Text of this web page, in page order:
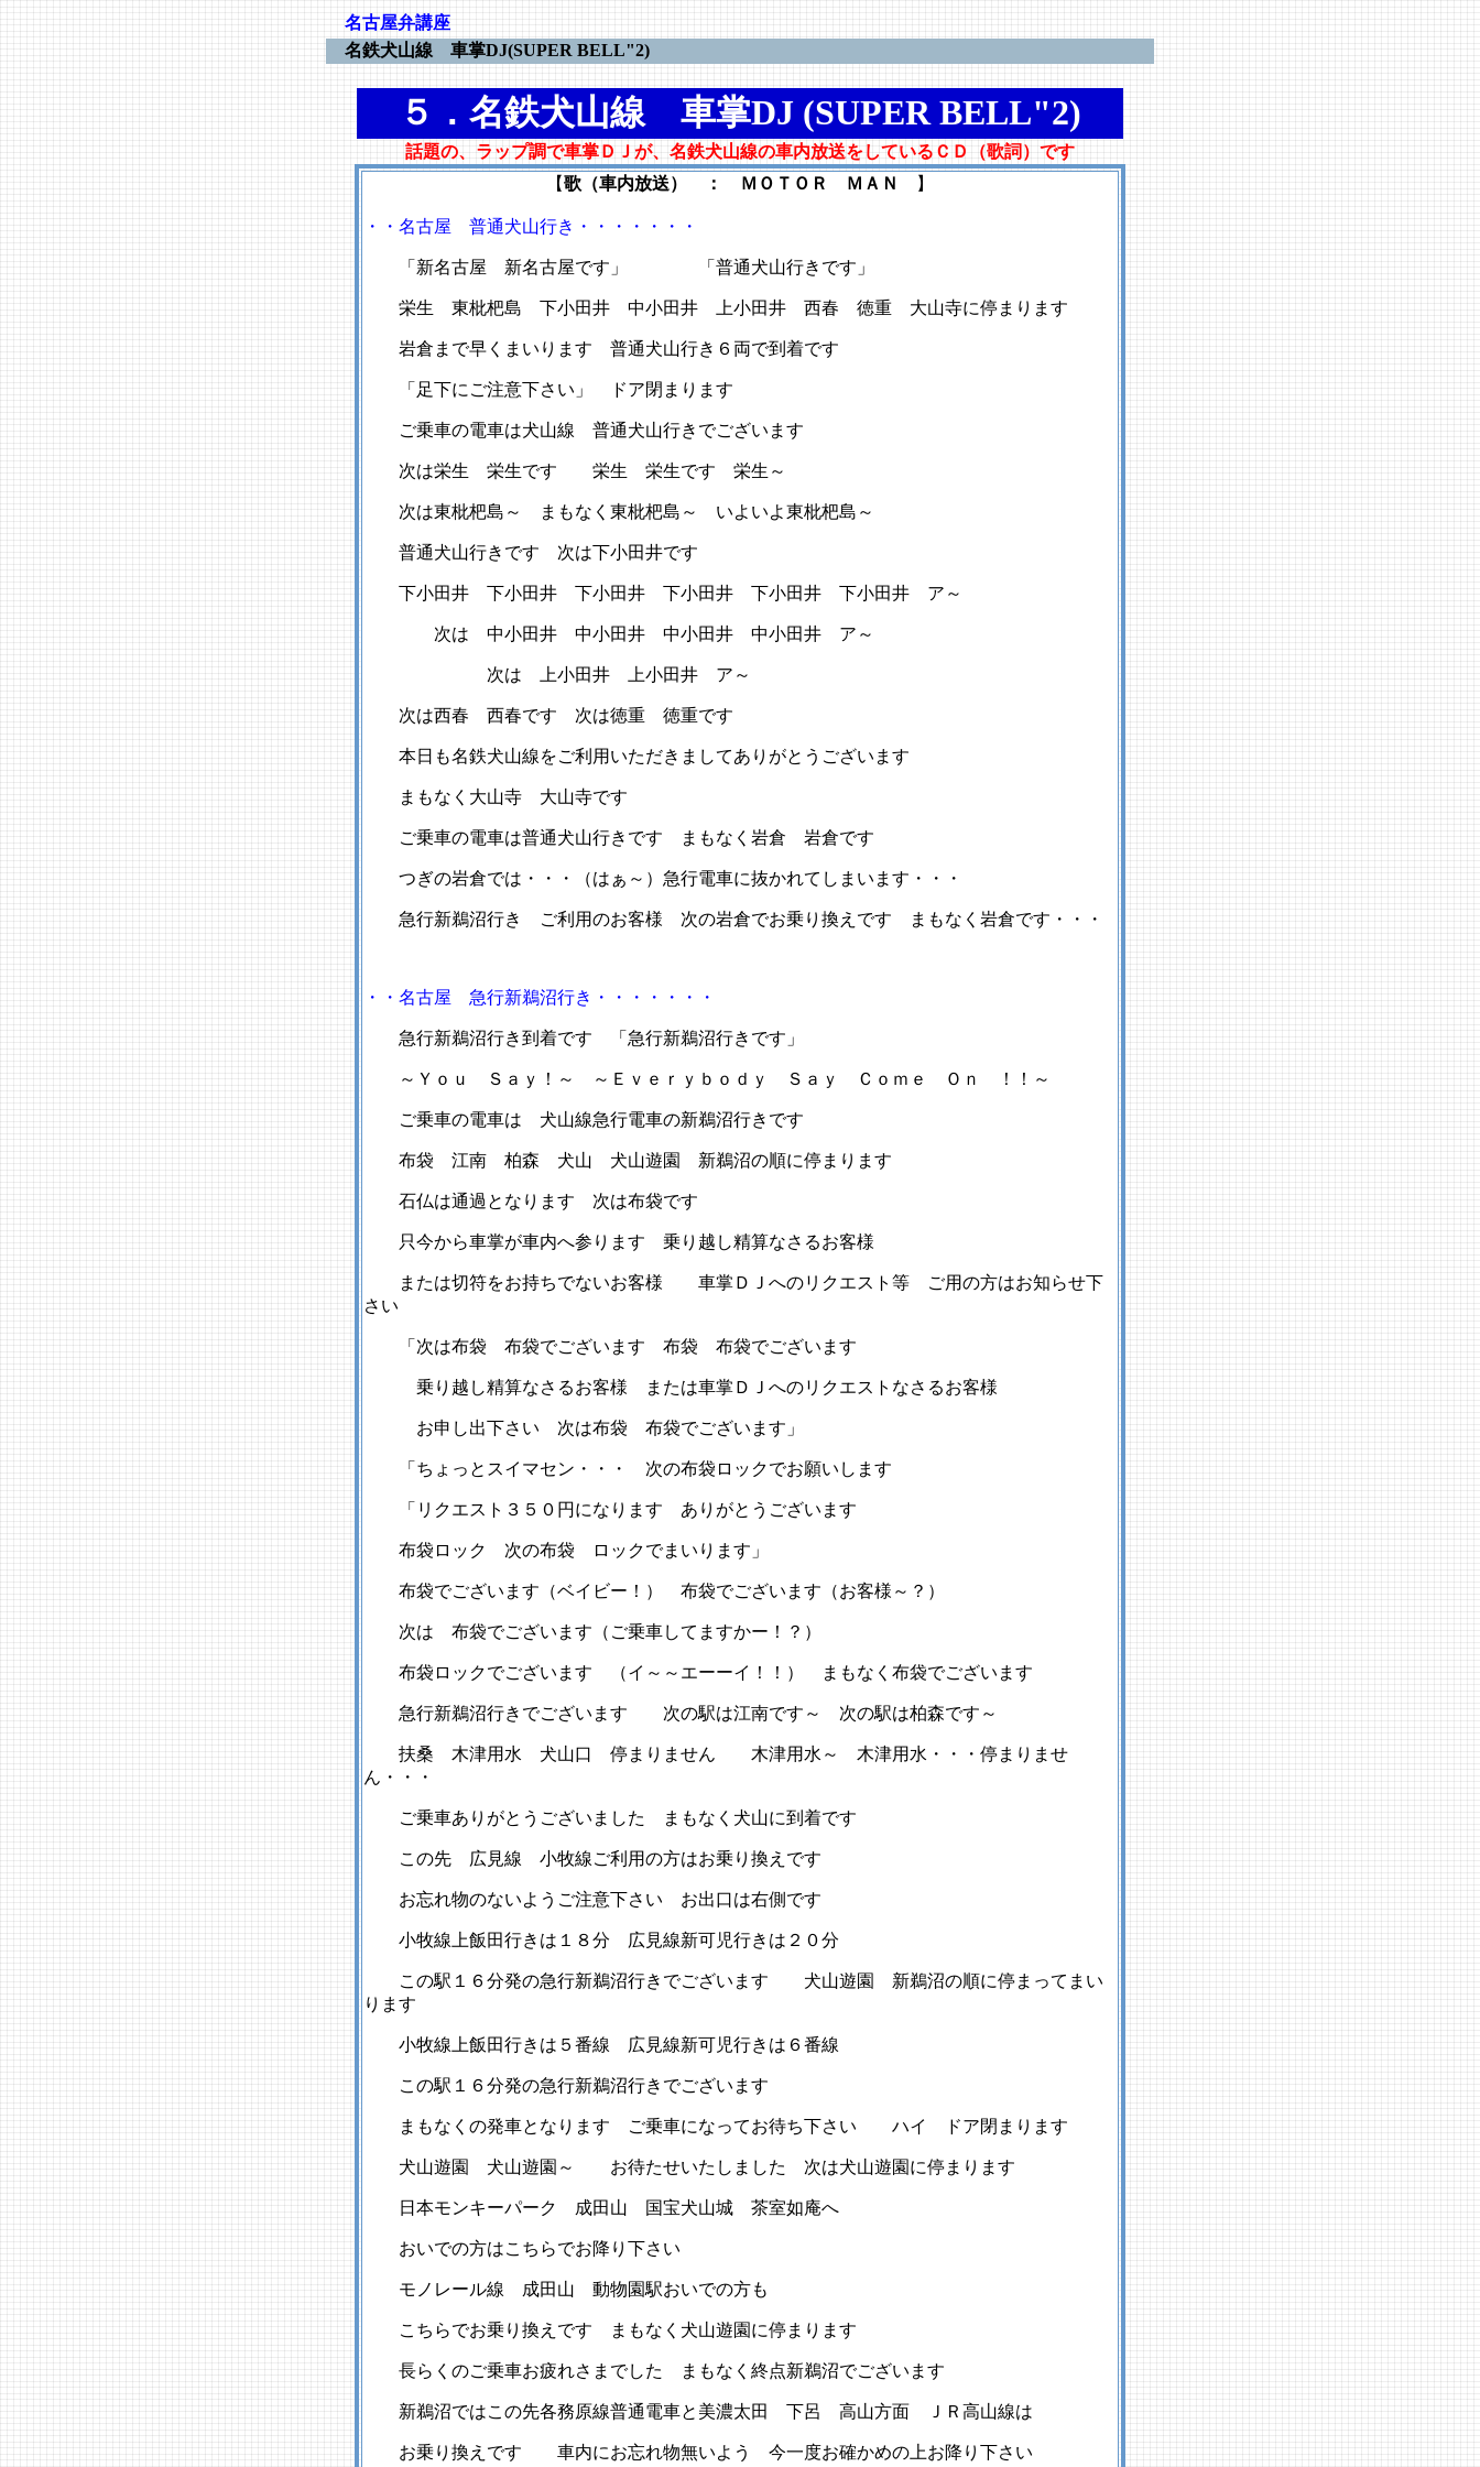
名古屋弁講座
名鉄犬山線 車掌DJ(SUPER BELL"2)
５．名鉄犬山線 車掌DJ (SUPER BELL"2)
話題の、ラップ調で車掌ＤＪが、名鉄犬山線の車内放送をしているＣＤ（歌詞）です
【歌（車内放送） ： ＭＯＴＯＲ ＭＡＮ 】
・・名古屋 普通犬山行き・・・・・・・
「新名古屋 新名古屋です」 「普通犬山行きです」
栄生 東枇杷島 下小田井 中小田井 上小田井 西春 徳重 大山寺に停まります
岩倉まで早くまいります 普通犬山行き６両で到着です
「足下にご注意下さい」 ドア閉まります
ご乗車の電車は犬山線 普通犬山行きでございます
次は栄生 栄生です 栄生 栄生です 栄生～
次は東枇杷島～ まもなく東枇杷島～ いよいよ東枇杷島～
普通犬山行きです 次は下小田井です
下小田井 下小田井 下小田井 下小田井 下小田井 下小田井 ア～
次は 中小田井 中小田井 中小田井 中小田井 ア～
次は 上小田井 上小田井 ア～
次は西春 西春です 次は徳重 徳重です
本日も名鉄犬山線をご利用いただきましてありがとうございます
まもなく大山寺 大山寺です
ご乗車の電車は普通犬山行きです まもなく岩倉 岩倉です
つぎの岩倉では・・・（はぁ～）急行電車に抜かれてしまいます・・・
急行新鵜沼行き ご利用のお客様 次の岩倉でお乗り換えです まもなく岩倉です・・・
・・名古屋 急行新鵜沼行き・・・・・・・
急行新鵜沼行き到着です 「急行新鵜沼行きです」
～Ｙｏｕ Ｓａｙ！～ ～Ｅｖｅｒｙｂｏｄｙ Ｓａｙ Ｃｏｍｅ Ｏｎ ！！～
ご乗車の電車は 犬山線急行電車の新鵜沼行きです
布袋 江南 柏森 犬山 犬山遊園 新鵜沼の順に停まります
石仏は通過となります 次は布袋です
只今から車掌が車内へ参ります 乗り越し精算なさるお客様
または切符をお持ちでないお客様 車掌ＤＪへのリクエスト等 ご用の方はお知らせ下
さい
「次は布袋 布袋でございます 布袋 布袋でございます
乗り越し精算なさるお客様 または車掌ＤＪへのリクエストなさるお客様
お申し出下さい 次は布袋 布袋でございます」
「ちょっとスイマセン・・・ 次の布袋ロックでお願いします
「リクエスト３５０円になります ありがとうございます
布袋ロック 次の布袋 ロックでまいります」
布袋でございます（ベイビー！） 布袋でございます（お客様～？）
次は 布袋でございます（ご乗車してますかー！？）
布袋ロックでございます （イ～～エーーイ！！） まもなく布袋でございます
急行新鵜沼行きでございます 次の駅は江南です～ 次の駅は柏森です～
扶桑 木津用水 犬山口 停まりません 木津用水～ 木津用水・・・停まりませ
ん・・・
ご乗車ありがとうございました まもなく犬山に到着です
この先 広見線 小牧線ご利用の方はお乗り換えです
お忘れ物のないようご注意下さい お出口は右側です
小牧線上飯田行きは１８分 広見線新可児行きは２０分
この駅１６分発の急行新鵜沼行きでございます 犬山遊園 新鵜沼の順に停まってまい
ります
小牧線上飯田行きは５番線 広見線新可児行きは６番線
この駅１６分発の急行新鵜沼行きでございます
まもなくの発車となります ご乗車になってお待ち下さい ハイ ドア閉まります
犬山遊園 犬山遊園～ お待たせいたしました 次は犬山遊園に停まります
日本モンキーパーク 成田山 国宝犬山城 茶室如庵へ
おいでの方はこちらでお降り下さい
モノレール線 成田山 動物園駅おいでの方も
こちらでお乗り換えです まもなく犬山遊園に停まります
長らくのご乗車お疲れさまでした まもなく終点新鵜沼でございます
新鵜沼ではこの先各務原線普通電車と美濃太田 下呂 高山方面 ＪＲ高山線は
お乗り換えです 車内にお忘れ物無いよう 今一度お確かめの上お降り下さい